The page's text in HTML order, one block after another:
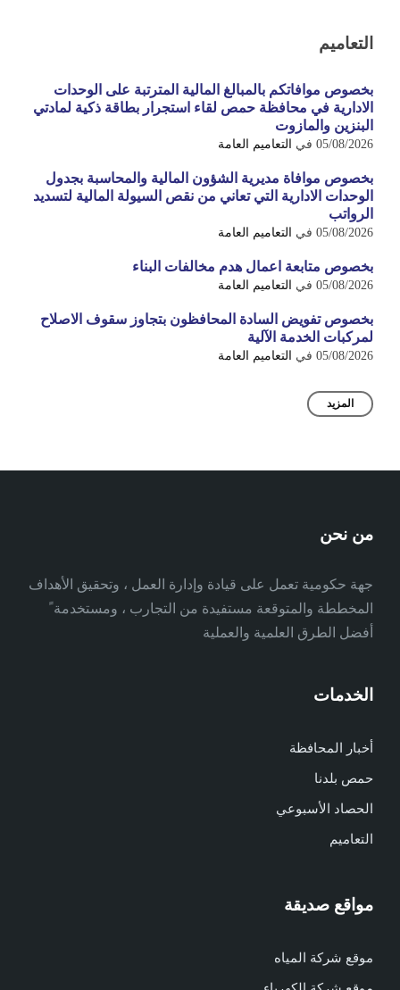
التعاميم
بخصوص موافاتكم بالمبالغ المالية المترتبة على الوحدات
الادارية في محافظة حمص لقاء استجرار بطاقة ذكية لمادتي
البنزين والمازوت
05/08/2026 في التعاميم العامة
بخصوص موافاة مديرية الشؤون المالية والمحاسبة بجدول
الوحدات الادارية التي تعاني من نقص السيولة المالية لتسديد
الرواتب
05/08/2026 في التعاميم العامة
بخصوص متابعة اعمال هدم مخالفات البناء
05/08/2026 في التعاميم العامة
بخصوص تفويض السادة المحافظون بتجاوز سقوف الاصلاح
لمركبات الخدمة الآلية
05/08/2026 في التعاميم العامة
المزيد
من نحن
جهة حكومية تعمل على قيادة وإدارة العمل ، وتحقيق الأهداف
المخططة والمتوقعة مستفيدة من التجارب ، ومستخدمة ً
أفضل الطرق العلمية والعملية
الخدمات
أخبار المحافظة
حمص بلدنا
الحصاد الأسبوعي
التعاميم
مواقع صديقة
موقع شركة المياه